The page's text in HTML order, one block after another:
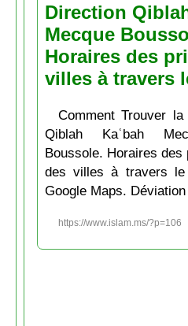
Direction
Mecque
Horaires des
villes à travers
Comment Trouver
Qiblah Kaʿbah
Boussole. Horaires des
des villes à travers le
Google Maps.
https://www.islam.ms/?p=106